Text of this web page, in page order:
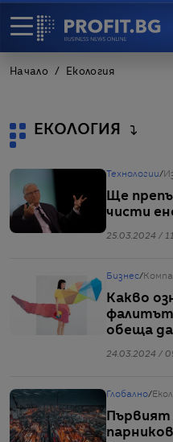
Начало Екология
ЕКОЛОГИЯ
Технологии/
Ще
чисти
25.03.2024 /
Бизнес/
Какво
фалитът
обеща да
24.03.2024 /
Глобално/
Първият